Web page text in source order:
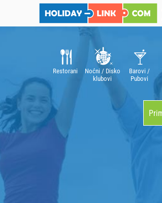
Restorani
Noćni / Disko
klubovi
Barovi /
Pubovi